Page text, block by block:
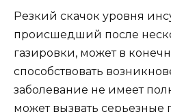
Резкий скачок уровня
происшедший после
газировки, может в
способствовать
заболевание не имеет
может вызвать серьезные